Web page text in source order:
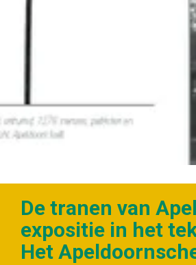
De tranen van
expositie in het
Het